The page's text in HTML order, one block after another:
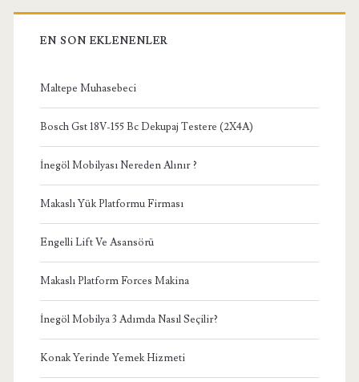
EN SON EKLENENLER
Maltepe Muhasebeci
Bosch Gst 18V-155 Bc Dekupaj Testere (2X4A)
İnegöl Mobilyası Nereden Alınır ?
Makaslı Yük Platformu Firması
Engelli Lift Ve Asansörü
Makaslı Platform Forces Makina
İnegöl Mobilya 3 Adımda Nasıl Seçilir?
Konak Yerinde Yemek Hizmeti